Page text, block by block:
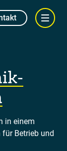
in einem
für Betrieb und